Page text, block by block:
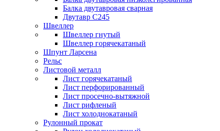
Балка двутавровая сварная
Двутавр С245
Швеллер
Швеллер гнутый
Швеллер горячекатаный
Шпунт Ларсена
Рельс
Листовой металл
Лист горячекатаный
Лист перфорированный
Лист просечно-вытяжной
Лист рифленый
Лист холоднокатаный
Рулонный прокат